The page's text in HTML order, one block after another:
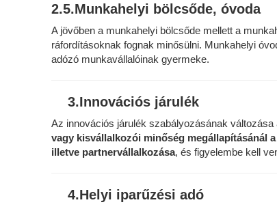
2.5.Munkahelyi bölcsőde, óvoda
A jövőben a munkahelyi bölcsőde mellett a
ráfordításoknak fognak minősülni. Munkahelyi
adózó munkavállalóinak gyermeke.
3.Innovációs járulék
Az innovációs járulék szabályozásának
vagy kisvállalkozói minőség megállapításánál
illetve partnervállalkozása, és figyelembe kell
4.Helyi iparűzési adó